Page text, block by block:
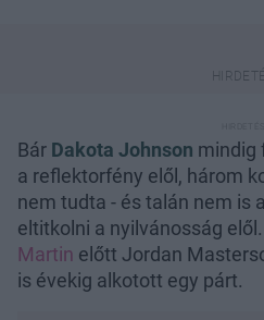
Bár Dakota Johnson mindig
a reflektorfény elől, három
nem tudta - és talán nem is
eltitkolni a nyilvánosság
Martin előtt Jordan
is évekig alkotott egy párt.